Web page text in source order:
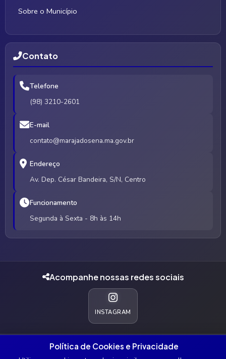
Política de Cookies e Privacidade
Sobre o Município
Contato
Telefone
(98) 3210-2601
E-mail
contato@marajadosena.ma.gov.br
Endereço
Av. Dep. César Bandeira, S/N, Centro
Funcionamento
Segunda à Sexta - 8h às 14h
Acompanhe nossas redes sociais
INSTAGRAM
© 2026 Prefeitura Municipal de Marajá do Sena - MA. Todos os